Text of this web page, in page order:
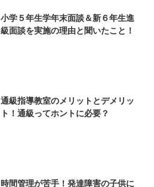
小学５年生学年末面談＆新６年生進
級面談を実施の理由と聞いたこと！
通級指導教室のメリットとデメリッ
ト！通級ってホントに必要？
時間管理が苦手！発達障害の子供に